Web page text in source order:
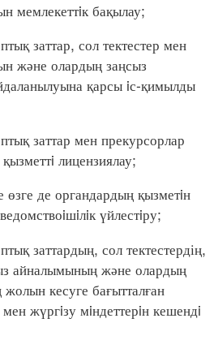
мемлекеттiк бақылау;
заттар, сол тектестер мен
және олардың заңсыз
қарсы iс-қимылды
заттар мен прекурсорлар
лицензиялау;
де органдардың қызметiн
үйлестiру;
заттардың, сол тектестердің,
айналымының және олардың
кесуге бағытталған
жүргiзу мiндеттерiн кешендi